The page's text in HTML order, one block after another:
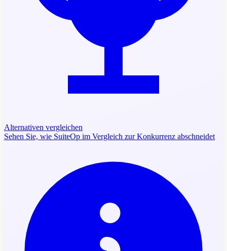
Alternativen vergleichen
Sehen Sie, wie SuiteOp im Vergleich zur Konkurrenz abschneidet